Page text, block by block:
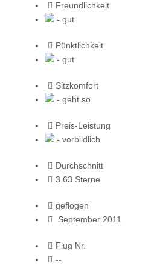
Freundlichkeit
- gut
Pünktlichkeit
- gut
Sitzkomfort
- geht so
Preis-Leistung
- vorbildlich
Durchschnitt
3.63 Sterne
geflogen
September 2011
Flug Nr.
--